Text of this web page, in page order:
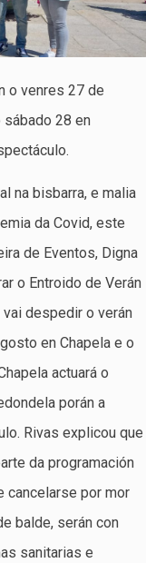
o venres 27 de
sábado 28 en
na bisbarra, e malia
da Covid, este
de Eventos, Digna
o Entroido de Verán
despedir o verán
en Chapela e o
actuará o
porán a
Rivas explicou que
da programación
cancelarse por mor
balde, serán con
sanitarias e